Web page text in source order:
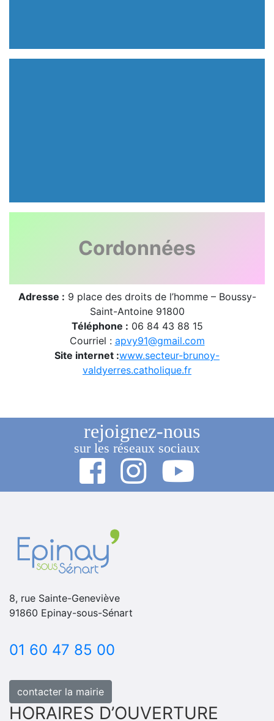
Cordonnées
Adresse : 9 place des droits de l’homme – Boussy-
Saint-Antoine 91800
Téléphone : 06 84 43 88 15
Courriel : apvy91@gmail.com
Site internet :www.secteur-brunoy-
valdyerres.catholique.fr
rejoignez-nous
sur les réseaux sociaux
8, rue Sainte-Geneviève
91860 Epinay-sous-Sénart
01 60 47 85 00
contacter la mairie
HORAIRES D’OUVERTURE